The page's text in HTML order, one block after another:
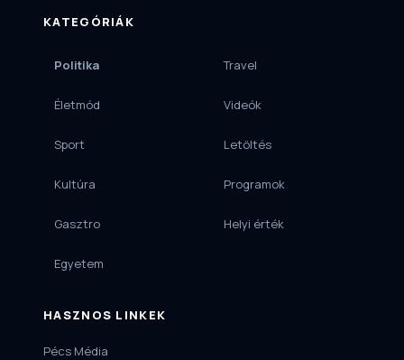
KATEGÓRIÁK
Politika
Életmód
Sport
Kultúra
Gasztro
Egyetem
Travel
Videók
Letöltés
Programok
Helyi érték
HASZNOS LINKEK
Pécs Média